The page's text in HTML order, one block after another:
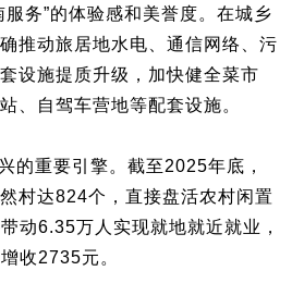
务”的体验感和美誉度。在城乡
推动旅居地水电、通信网络、污
设施提质升级，加快健全菜市
、自驾车营地等配套设施。
的重要引擎。截至2025年底，
村达824个，直接盘活农村闲置
动6.35万人实现就地就近就业，
收2735元。